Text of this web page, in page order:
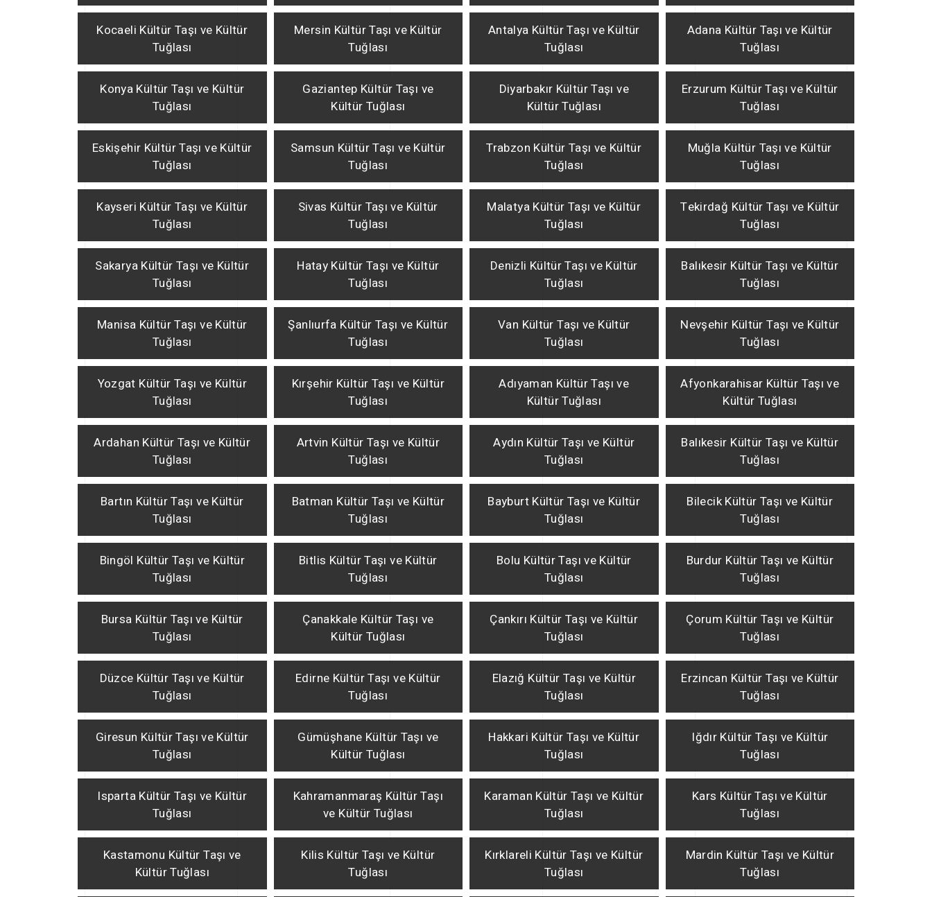
Kocaeli Kültür Taşı ve Kültür
Tuğlası
Mersin Kültür Taşı ve Kültür
Tuğlası
Antalya Kültür Taşı ve Kültür
Tuğlası
Adana Kültür Taşı ve Kültür
Tuğlası
Konya Kültür Taşı ve Kültür
Tuğlası
Gaziantep Kültür Taşı ve
Kültür Tuğlası
Diyarbakır Kültür Taşı ve
Kültür Tuğlası
Erzurum Kültür Taşı ve Kültür
Tuğlası
Eskişehir Kültür Taşı ve Kültür
Tuğlası
Samsun Kültür Taşı ve Kültür
Tuğlası
Trabzon Kültür Taşı ve Kültür
Tuğlası
Muğla Kültür Taşı ve Kültür
Tuğlası
Kayseri Kültür Taşı ve Kültür
Tuğlası
Sivas Kültür Taşı ve Kültür
Tuğlası
Malatya Kültür Taşı ve Kültür
Tuğlası
Tekirdağ Kültür Taşı ve Kültür
Tuğlası
Sakarya Kültür Taşı ve Kültür
Tuğlası
Hatay Kültür Taşı ve Kültür
Tuğlası
Denizli Kültür Taşı ve Kültür
Tuğlası
Balıkesir Kültür Taşı ve Kültür
Tuğlası
Manisa Kültür Taşı ve Kültür
Tuğlası
Şanlıurfa Kültür Taşı ve Kültür
Tuğlası
Van Kültür Taşı ve Kültür
Tuğlası
Nevşehir Kültür Taşı ve Kültür
Tuğlası
Yozgat Kültür Taşı ve Kültür
Tuğlası
Kırşehir Kültür Taşı ve Kültür
Tuğlası
Adıyaman Kültür Taşı ve
Kültür Tuğlası
Afyonkarahisar Kültür Taşı ve
Kültür Tuğlası
Ardahan Kültür Taşı ve Kültür
Tuğlası
Artvin Kültür Taşı ve Kültür
Tuğlası
Aydın Kültür Taşı ve Kültür
Tuğlası
Balıkesir Kültür Taşı ve Kültür
Tuğlası
Bartın Kültür Taşı ve Kültür
Tuğlası
Batman Kültür Taşı ve Kültür
Tuğlası
Bayburt Kültür Taşı ve Kültür
Tuğlası
Bilecik Kültür Taşı ve Kültür
Tuğlası
Bingöl Kültür Taşı ve Kültür
Tuğlası
Bitlis Kültür Taşı ve Kültür
Tuğlası
Bolu Kültür Taşı ve Kültür
Tuğlası
Burdur Kültür Taşı ve Kültür
Tuğlası
Bursa Kültür Taşı ve Kültür
Tuğlası
Çanakkale Kültür Taşı ve
Kültür Tuğlası
Çankırı Kültür Taşı ve Kültür
Tuğlası
Çorum Kültür Taşı ve Kültür
Tuğlası
Düzce Kültür Taşı ve Kültür
Tuğlası
Edirne Kültür Taşı ve Kültür
Tuğlası
Elazığ Kültür Taşı ve Kültür
Tuğlası
Erzincan Kültür Taşı ve Kültür
Tuğlası
Giresun Kültür Taşı ve Kültür
Tuğlası
Gümüşhane Kültür Taşı ve
Kültür Tuğlası
Hakkari Kültür Taşı ve Kültür
Tuğlası
Iğdır Kültür Taşı ve Kültür
Tuğlası
Isparta Kültür Taşı ve Kültür
Tuğlası
Kahramanmaraş Kültür Taşı
ve Kültür Tuğlası
Karaman Kültür Taşı ve Kültür
Tuğlası
Kars Kültür Taşı ve Kültür
Tuğlası
Kastamonu Kültür Taşı ve
Kültür Tuğlası
Kilis Kültür Taşı ve Kültür
Tuğlası
Kırklareli Kültür Taşı ve Kültür
Tuğlası
Mardin Kültür Taşı ve Kültür
Tuğlası